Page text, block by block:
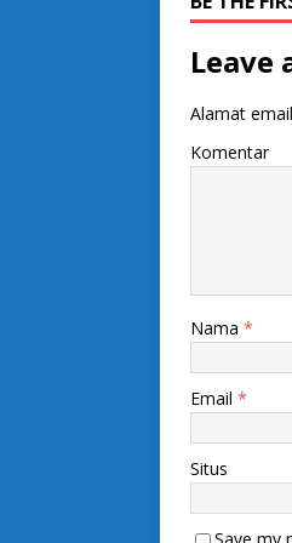
Leave
Alamat
Komentar
Nama *
Email *
Situs